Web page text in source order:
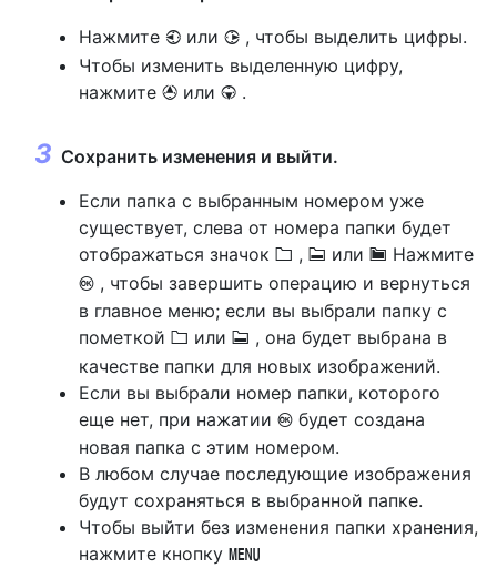
Нажмите 4 или 2 , чтобы выделить цифры.
Чтобы изменить выделенную цифру,
нажмите 1 или 3 .
Сохранить изменения и выйти.
Если папка с выбранным номером уже
существует, слева от номера папки будет
отображаться значок W , X или Y Нажмите
J , чтобы завершить операцию и вернуться
в главное меню; если вы выбрали папку с
пометкой W или X , она будет выбрана в
качестве папки для новых изображений.
Если вы выбрали номер папки, которого
еще нет, при нажатии J будет создана
новая папка с этим номером.
В любом случае последующие изображения
будут сохраняться в выбранной папке.
Чтобы выйти без изменения папки хранения,
нажмите кнопку G